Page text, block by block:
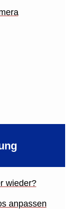
wieder?
anpassen